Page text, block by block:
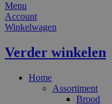
Menu
Account
Winkelwagen
Verder winkelen
Home
Assortiment
Brood